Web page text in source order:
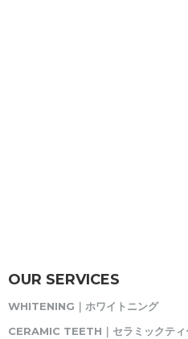
OUR SERVICES
WHITENING｜ホワイトニング
CERAMIC TEETH｜セラミックティ